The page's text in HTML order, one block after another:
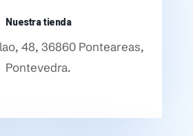
Nuestra tienda
48, 36860 Ponteareas,
Pontevedra.